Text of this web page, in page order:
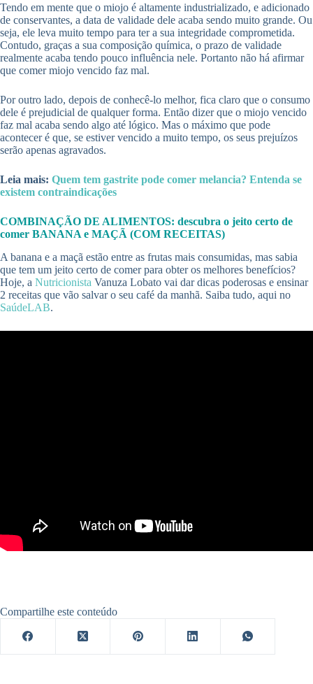
Tendo em mente que o miojo é altamente industrializado, e adicionado
de conservantes, a data de validade dele acaba sendo muito grande. Ou
seja, ele leva muito tempo para ter a sua integridade comprometida.
Contudo, graças a sua composição química, o prazo de validade
realmente acaba tendo pouco influência nele. Portanto não há afirmar
que comer miojo vencido faz mal.
Por outro lado, depois de conhecê-lo melhor, fica claro que o consumo
dele é prejudicial de qualquer forma. Então dizer que o miojo vencido
faz mal acaba sendo algo até lógico. Mas o máximo que pode
acontecer é que, se estiver vencido a muito tempo, os seus prejuízos
serão apenas agravados.
Leia mais: Quem tem gastrite pode comer melancia? Entenda se
existem contraindicações
COMBINAÇÃO DE ALIMENTOS: descubra o jeito certo de
comer BANANA e MAÇÃ (COM RECEITAS)
A banana e a maçã estão entre as frutas mais consumidas, mas sabia
que tem um jeito certo de comer para obter os melhores benefícios?
Hoje, a Nutricionista Vanuza Lobato vai dar dicas poderosas e ensinar
2 receitas que vão salvar o seu café da manhã. Saiba tudo, aqui no
SaúdeLAB.
Compartilhe este conteúdo